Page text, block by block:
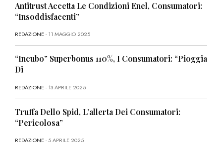
Antitrust Accetta Le Condizioni Enel, Consumatori:
“Insoddisfacenti”
REDAZIONE- 11 MAGGIO 2025
“Incubo” Superbonus 110%, I Consumatori: “Pioggia
Di
REDAZIONE- 13 APRILE 2025
Truffa Dello Spid, L’allerta Dei Consumatori:
“Pericolosa”
REDAZIONE- 5 APRILE 2025